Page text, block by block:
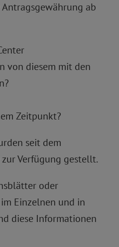
ab
von diesem mit den
Zeitpunkt?
seit dem
Verfügung gestellt.
oder
Einzelnen und in
diese Informationen